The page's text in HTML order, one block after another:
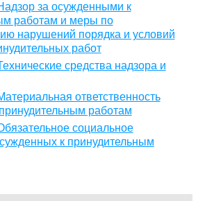
за осужденными к
работам и меры по
нарушений порядка и условий
работ
средства надзора и
ответственность
работам
социальное
к принудительным